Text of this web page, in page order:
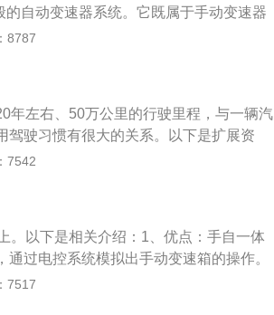
自动变速器系统。它既属于手动变速器
器的灵活性及自动变速器的舒适性外，
挡的齿轮做出啮合动作。而动力就在换
8787
年左右、50万公里的行驶里程，与一辆汽
驾驶习惯有很大的关系。以下是扩展资
：区别在于两者不同的离合器片工作环
飞轮接触。湿式双离合由于离合器片工作
果，所以使用起来更为稳定。湿式双离合
复杂，制造成本高，再就是其动力传递
式双离合因为散热不好，在拥堵的市区
险。
7542
。以下是相关介绍：1、优点：手自一体
过电控系统模拟出手动变速箱的操作。
管理系统，是软件而不是硬件。它的出
7517